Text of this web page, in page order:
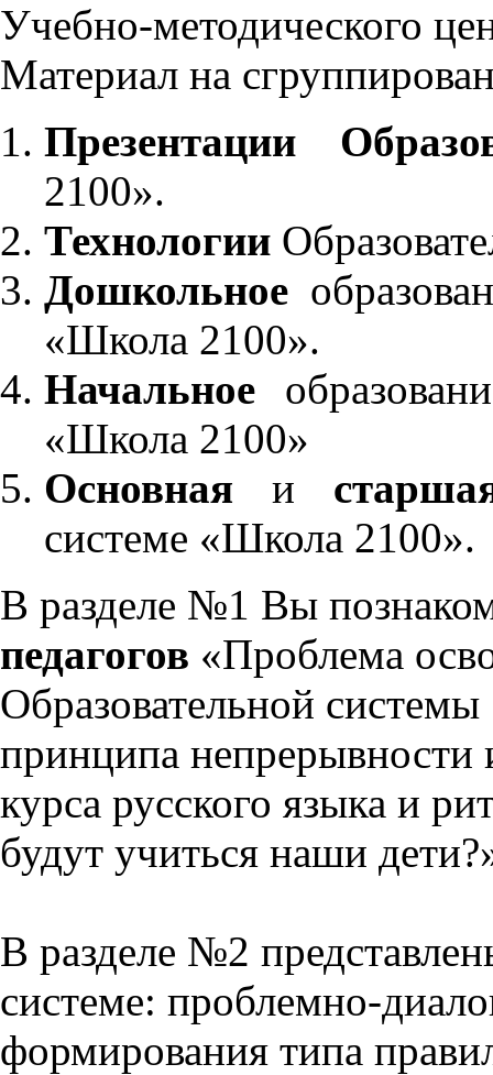
Учебно-методического
Материал на
Презентации
2100».
Технологии
Дошкольное
«Школа 2100».
Начальное
«Школа 2100»
Основнаяи
системе «Школа 2100».
В разделе №1 Вы
педагогов «Проблема
Образовательной
принципа непрерывности
курса русского языка и
будут учиться наши
В разделе №2
системе: проблемно-
формирования типа